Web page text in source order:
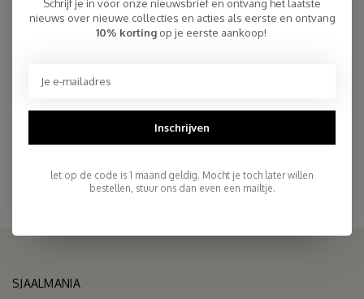
€100,00 OP VOORRAAD
Snelle Levering
Gratis Verzending binnen NL, ook ophalen Post NL locatie
Persoonlijke Klantenservice
SJAALMANIA
Schrijf je in voor onze nieuwsbrief en ontvang het laatste
nieuws over nieuwe collecties en acties als eerste en ontvang
10% korting op je eerste aankoop!
Inschrijven
let op de code is 1 maand geldig. Mocht je toch later willen
bestellen, stuur ons dan even een mailtje.